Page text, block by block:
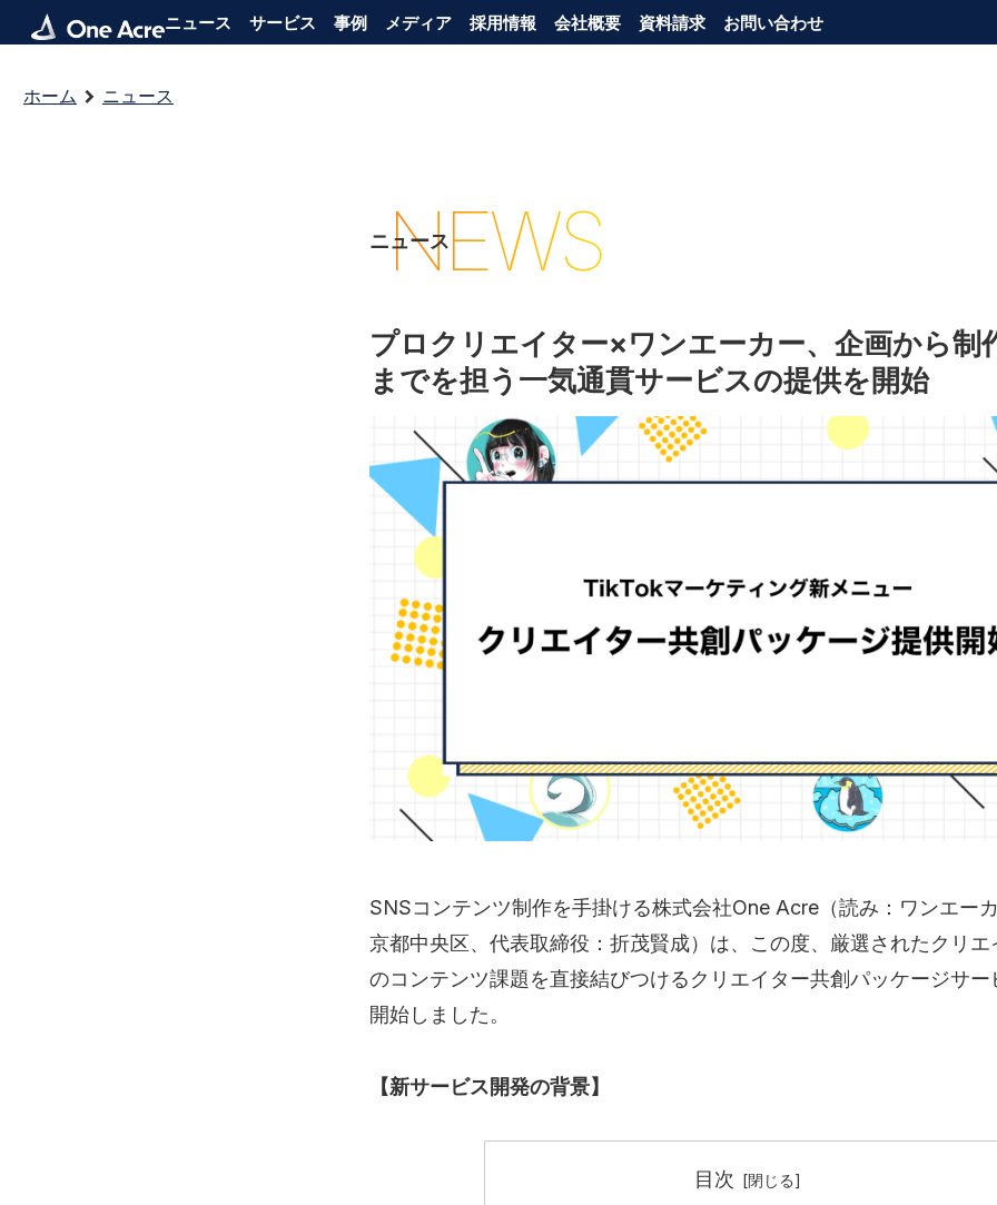
ニュース サービス 事例 メディア 採用情報 会社概要 資料請求 お問い合わせ
ホーム ニュース
ニュース
NEWS
プロクリエイター×ワンエーカー、企画から制
までを担う一気通貫サービスの提供を開始
SNSコンテンツ制作を手掛ける株式会社One Acre（読み：ワンエー
京都中央区、代表取締役：折茂賢成）は、この度、厳選されたクリエ
のコンテンツ課題を直接結びつけるクリエイター共創パッケージサー
開始しました。
【新サービス開発の背景】
目次